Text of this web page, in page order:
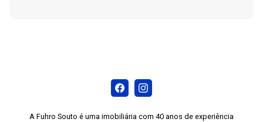
A Fuhro Souto é uma imobiliária com 40 anos de experiência